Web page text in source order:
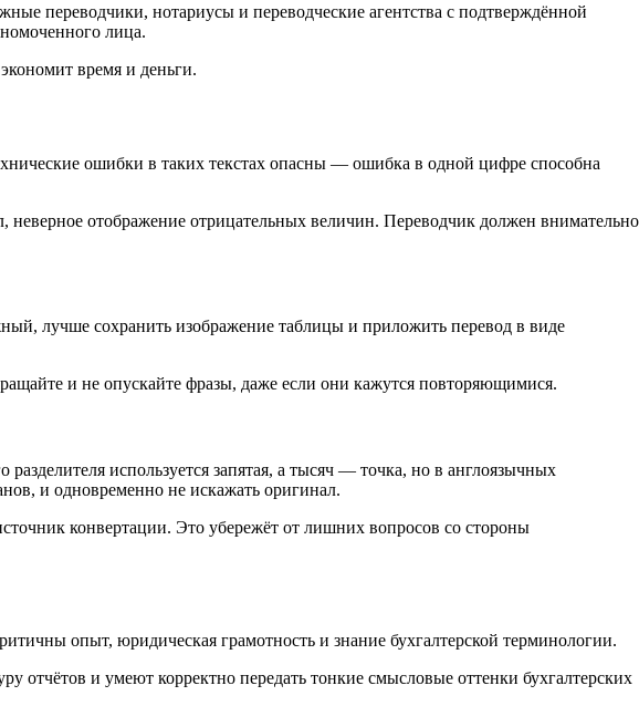
переводчики, нотариусы и переводческие агентства с подтверждённой
лица.
время и деньги.
ошибки в таких текстах опасны — ошибка в одной цифре способна
отображение отрицательных величин. Переводчик должен внимательно
лучше сохранить изображение таблицы и приложить перевод в виде
и не опускайте фразы, даже если они кажутся повторяющимися.
используется запятая, а тысяч — точка, но в англоязычных
и одновременно не искажать оригинал.
конвертации. Это убережёт от лишних вопросов со стороны
опыт, юридическая грамотность и знание бухгалтерской терминологии.
и умеют корректно передать тонкие смысловые оттенки бухгалтерских